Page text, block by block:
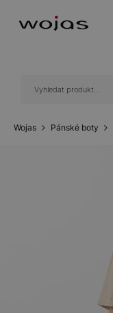
Wojas Pánské boty